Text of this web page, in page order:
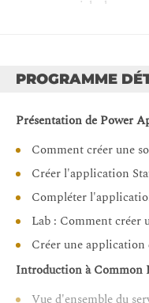
commerciale des
Mettre en œuvre des
PROGRAMME
Présentation de Power
Comment créer une
Créer l'application
Compléter
Lab : Comment créer
Créer une application
Introduction à Common